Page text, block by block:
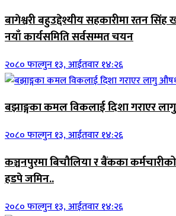
बागेश्वरी बहुउद्देश्यीय सहकारीमा रतन
नयाँ कार्यसमिति सर्वसम्मत चयन
२०८० फाल्गुन १३, आईतवार १४:२६
बझाङ्गका कमल विकलाई दिशा गराएर
२०८० फाल्गुन १३, आईतवार १४:२६
कञ्चनपुरमा बिचौलिया र बैंकका
हडपे जमिन..
२०८० फाल्गुन १३, आईतवार १४:२६